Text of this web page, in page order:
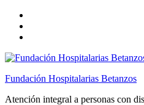
principal
principal
pie
página
Fundación Hospitalarias Betanzos
Atención integral a personas con